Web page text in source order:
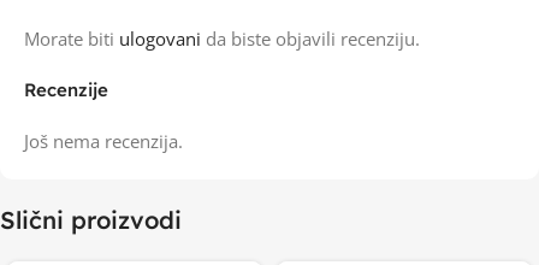
Recenzije
Još nema recenzija.
Morate biti ulogovani da biste objavili recenziju.
Slični proizvodi